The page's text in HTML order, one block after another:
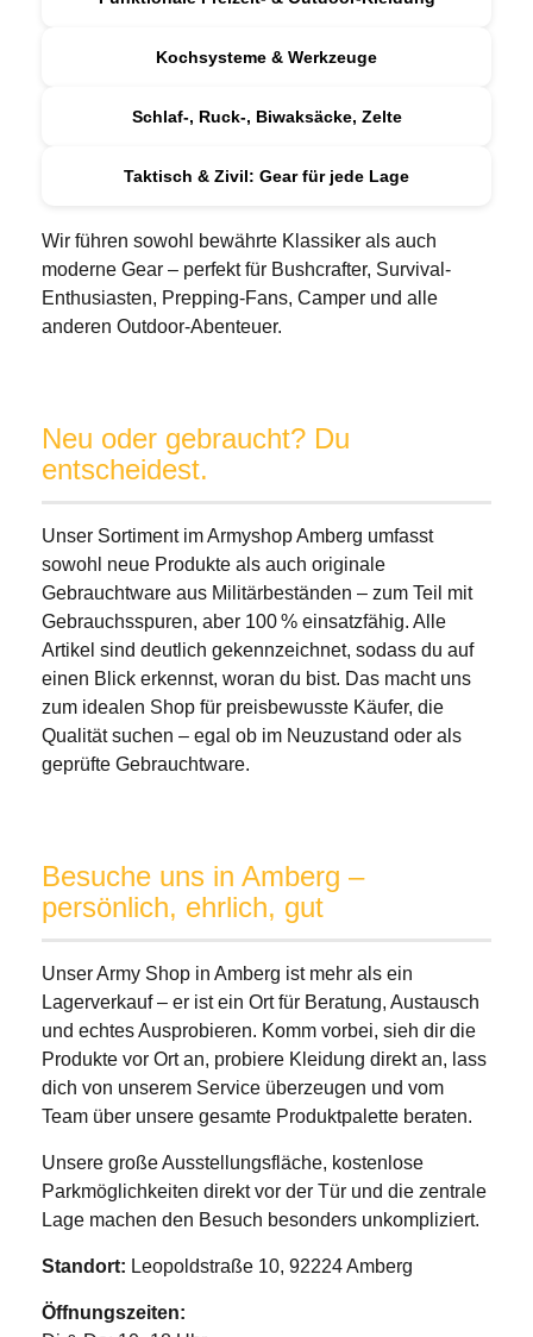
Kochsysteme & Werkzeuge
Schlaf-, Ruck-, Biwaksäcke, Zelte
Taktisch & Zivil: Gear für jede Lage
Wir führen sowohl bewährte Klassiker als auch
moderne Gear – perfekt für Bushcrafter, Survival-
Enthusiasten, Prepping-Fans, Camper und alle
anderen Outdoor-Abenteuer.
Neu oder gebraucht? Du
entscheidest.
Unser Sortiment im Armyshop Amberg umfasst
sowohl neue Produkte als auch originale
Gebrauchtware aus Militärbeständen – zum Teil mit
Gebrauchsspuren, aber 100 % einsatzfähig. Alle
Artikel sind deutlich gekennzeichnet, sodass du auf
einen Blick erkennst, woran du bist. Das macht uns
zum idealen Shop für preisbewusste Käufer, die
Qualität suchen – egal ob im Neuzustand oder als
geprüfte Gebrauchtware.
Besuche uns in Amberg –
persönlich, ehrlich, gut
Unser Army Shop in Amberg ist mehr als ein
Lagerverkauf – er ist ein Ort für Beratung, Austausch
und echtes Ausprobieren. Komm vorbei, sieh dir die
Produkte vor Ort an, probiere Kleidung direkt an, lass
dich von unserem Service überzeugen und vom
Team über unsere gesamte Produktpalette beraten.
Unsere große Ausstellungsfläche, kostenlose
Parkmöglichkeiten direkt vor der Tür und die zentrale
Lage machen den Besuch besonders unkompliziert.
Standort: Leopoldstraße 10, 92224 Amberg
Öffnungszeiten: